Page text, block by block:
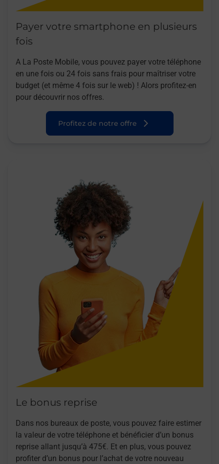
Payer votre smartphone en plusieurs
fois
A La Poste Mobile, vous pouvez payer votre téléphone
en une fois ou 24 fois sans frais pour maîtriser votre
budget (et même 4 fois sur le web) ! Alors profitez-en
pour découvrir nos offres.
Profitez de notre offre
Le bonus reprise
Dans nos bureaux de poste, vous pouvez faire estimer
la valeur de votre téléphone et bénéficier d’un bonus
reprise allant jusqu’à 475€. Et en plus, vous pouvez
profiter d’un bonus pour l’achat de votre nouveau